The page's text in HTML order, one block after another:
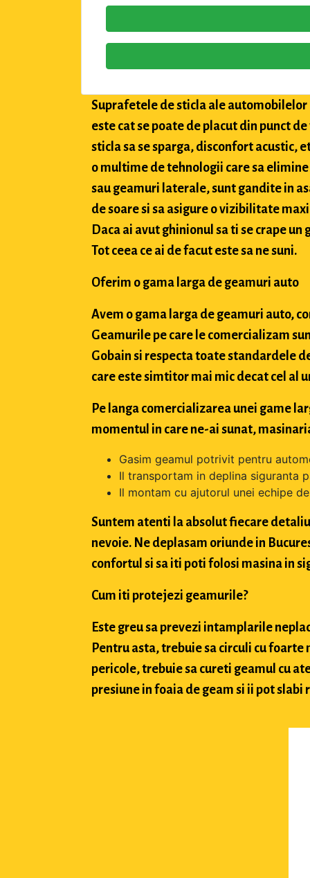
Suprafetele de sticla ale automobilelor
este cat se poate de placut din punct
sticla sa se sparga, disconfort acustic,
o multime de tehnologii care sa
sau geamuri laterale, sunt gandite in
de soare si sa asigure o vizibilitate
Daca ai avut ghinionul sa ti se crape
Tot ceea ce ai de facut este sa ne suni.
Oferim o gama larga de geamuri auto
Avem o gama larga de geamuri auto,
Geamurile pe care le comercializam
Gobain si respecta toate standardele
care este simtitor mai mic decat cel al
Pe langa comercializarea unei game
momentul in care ne-ai sunat,
Gasim geamul potrivit pentru
Il transportam in deplina siguranta
Il montam cu ajutorul unei echipe
Suntem atenti la absolut fiecare
nevoie. Ne deplasam oriunde in
confortul si sa iti poti folosi masina in
Cum iti protejezi geamurile?
Este greu sa prevezi intamplarile
Pentru asta, trebuie sa circuli cu
pericole, trebuie sa cureti geamul cu
presiune in foaia de geam si ii pot slabi